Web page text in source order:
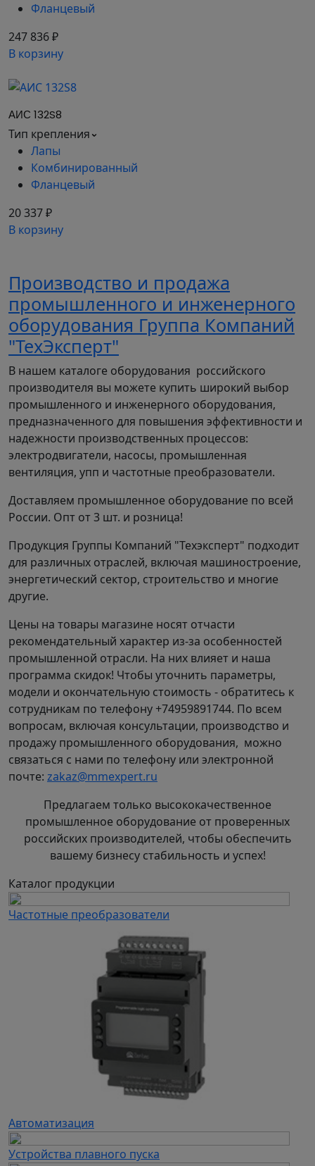
Фланцевый
247 836 ₽
В корзину
АИС 132S8
Тип крепления
Лапы
Комбинированный
Фланцевый
20 337 ₽
В корзину
Производство и продажа
промышленного и инженерного
оборудования Группа Компаний
"ТехЭксперт"
В нашем каталоге оборудования российского
производителя вы можете купить широкий выбор
промышленного и инженерного оборудования,
предназначенного для повышения эффективности и
надежности производственных процессов:
электродвигатели, насосы, промышленная
вентиляция, упп и частотные преобразователи.
Доставляем промышленное оборудование по всей
России. Опт от 3 шт. и розница!
Продукция Группы Компаний "Техэксперт" подходит
для различных отраслей, включая машиностроение,
энергетический сектор, строительство и многие
другие.
Цены на товары магазине носят отчасти
рекомендательный характер из-за особенностей
промышленной отрасли. На них влияет и наша
программа скидок! Чтобы уточнить параметры,
модели и окончательную стоимость - обратитесь к
сотрудникам по телефону +74959891744. По всем
вопросам, включая консультации, производство и
продажу промышленного оборудования, можно
связаться с нами по телефону или электронной
почте: zakaz@mmexpert.ru
Предлагаем только высококачественное
промышленное оборудование от проверенных
российских производителей, чтобы обеспечить
вашему бизнесу стабильность и успех!
Каталог продукции
Частотные преобразователи
Автоматизация
Устройства плавного пуска